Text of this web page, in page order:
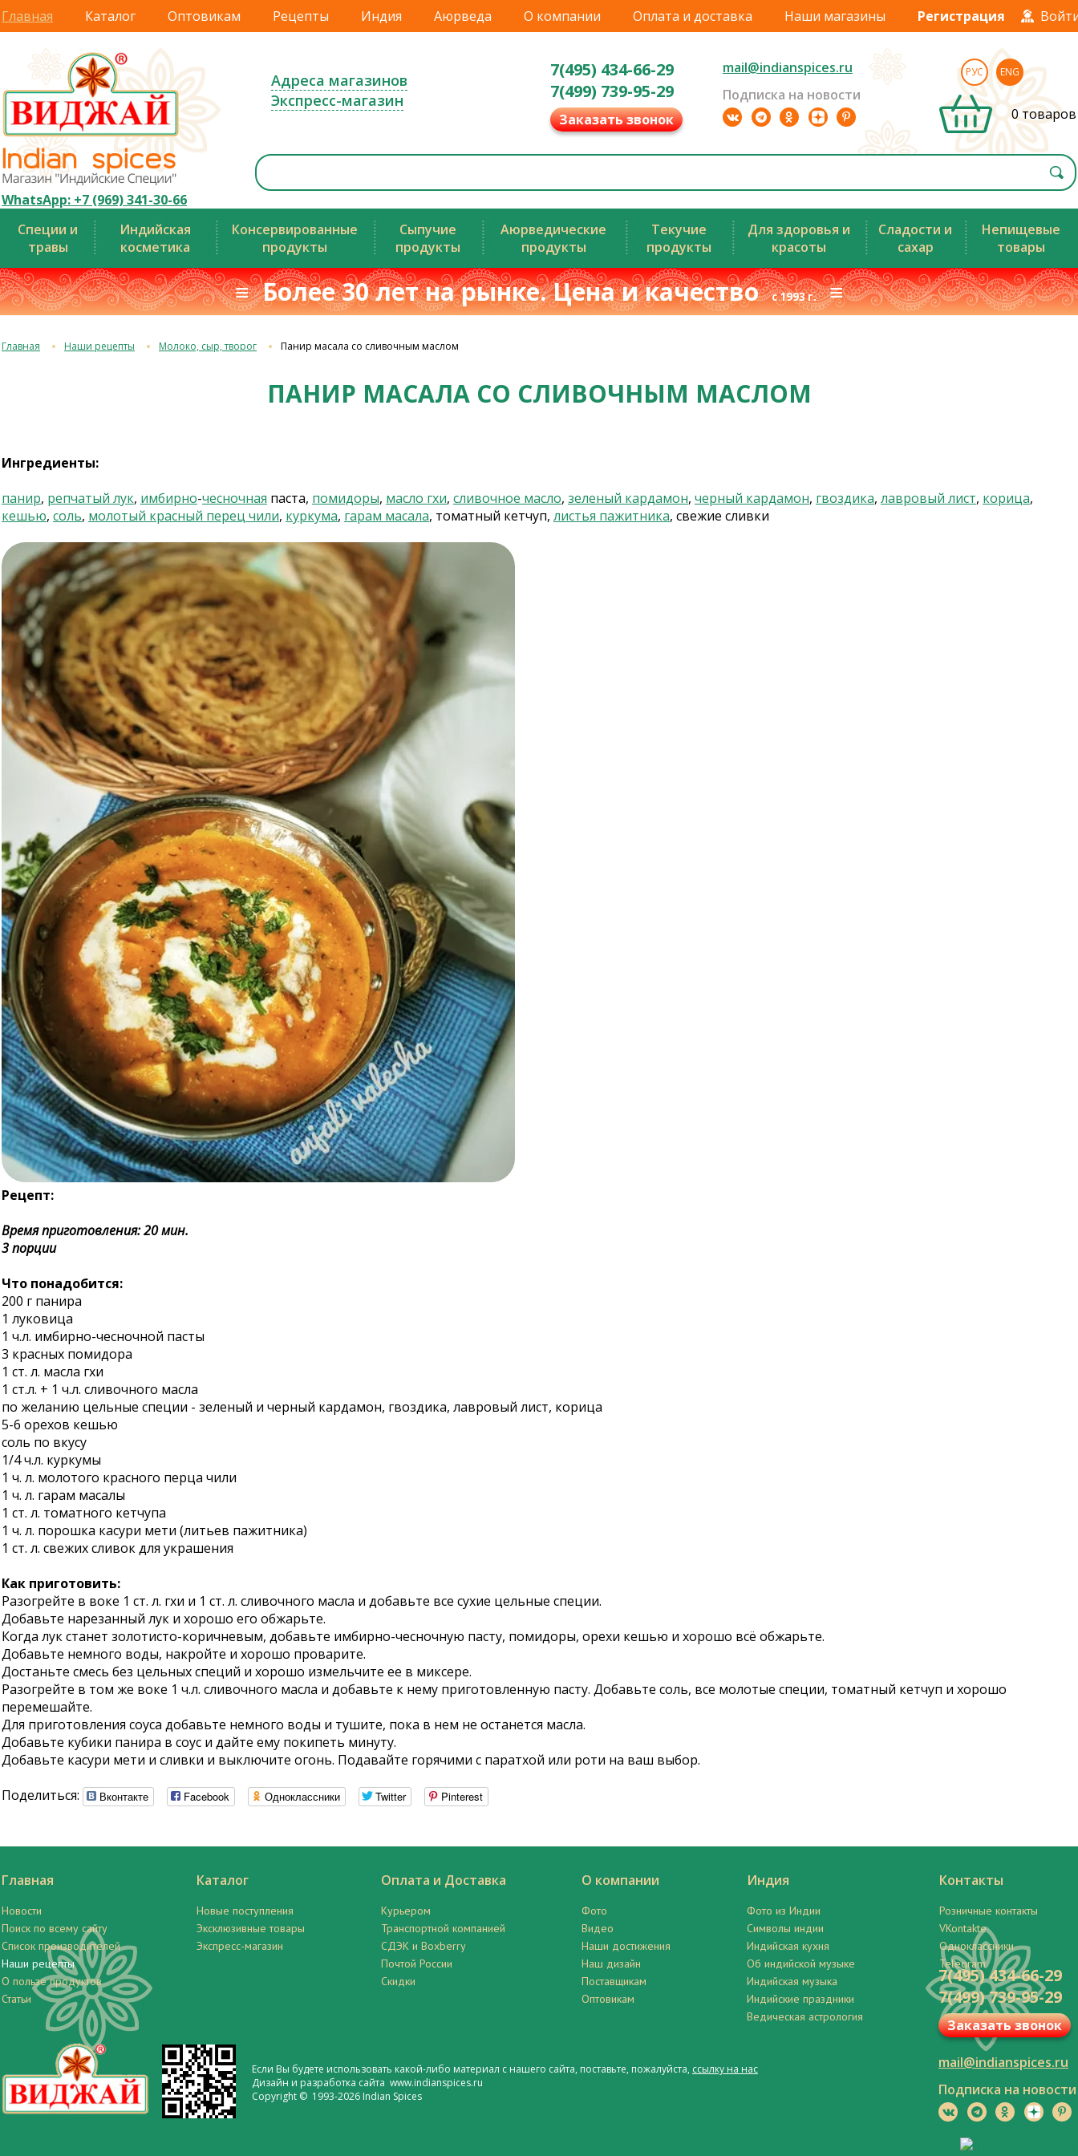
Главная Каталог Оптовикам Рецепты Индия Аюрведа О компании Оплата и доставка Наши магазины Регистрация
WhatsApp: +7 (969) 341-30-66
Адреса магазинов
Экспресс-магазин
7(495) 434-66-29
7(499) 739-95-29
Заказать звонок
mail@indianspices.ru
Подписка на новости
РУС ENG
0 товаров
Специи и
травы
Индийская
косметика
Консервированные
продукты
Сыпучие
продукты
Аюрведические
продукты
Текучие
продукты
Для здоровья и
красоты
Сладости и
сахар
Непищевые
товары
≡ Более 30 лет на рынке. Цена и качествос 1993 г.≡
Главная Наши рецепты Молоко, сыр, творог Панир масала со сливочным маслом
ПАНИР МАСАЛА СО СЛИВОЧНЫМ МАСЛОМ
Ингредиенты:
панир, репчатый лук, имбирно-чесночная паста, помидоры, масло гхи, сливочное масло, зеленый кардамон, черный кардамон, гвоздика, лавровый лист, корица,
кешью, соль, молотый красный перец чили, куркума, гарам масала, томатный кетчуп, листья пажитника, свежие сливки
Рецепт:
Время приготовления: 20 мин.
3 порции
Что понадобится:
200 г панира
1 луковица
1 ч.л. имбирно-чесночной пасты
3 красных помидора
1 ст. л. масла гхи
1 ст.л. + 1 ч.л. сливочного масла
по желанию цельные специи - зеленый и черный кардамон, гвоздика, лавровый лист, корица
5-6 орехов кешью
соль по вкусу
1/4 ч.л. куркумы
1 ч. л. молотого красного перца чили
1 ч. л. гарам масалы
1 ст. л. томатного кетчупа
1 ч. л. порошка касури мети (литьев пажитника)
1 ст. л. свежих сливок для украшения
Как приготовить:
Разогрейте в воке 1 ст. л. гхи и 1 ст. л. сливочного масла и добавьте все сухие цельные специи.
Добавьте нарезанный лук и хорошо его обжарьте.
Когда лук станет золотисто-коричневым, добавьте имбирно-чесночную пасту, помидоры, орехи кешью и хорошо всё обжарьте.
Добавьте немного воды, накройте и хорошо проварите.
Достаньте смесь без цельных специй и хорошо измельчите ее в миксере.
Разогрейте в том же воке 1 ч.л. сливочного масла и добавьте к нему приготовленную пасту. Добавьте соль, все молотые специи, томатный кетчуп и хорошо
перемешайте.
Для приготовления соуса добавьте немного воды и тушите, пока в нем не останется масла.
Добавьте кубики панира в соус и дайте ему покипеть минуту.
Добавьте касури мети и сливки и выключите огонь. Подавайте горячими с паратхой или роти на ваш выбор.
Поделиться:
Вконтакте Facebook Одноклассники Twitter Pinterest
Главная
Новости
Поиск по всему сайту
Список производителей
Наши рецепты
О пользе продуктов
Статьи
Каталог
Новые поступления
Эксклюзивные товары
Экспресс-магазин
Оплата и Доставка
Курьером
Транспортной компанией
СДЭК и Boxberry
Почтой России
Скидки
О компании
Фото
Видео
Наши достижения
Наш дизайн
Поставщикам
Оптовикам
Индия
Фото из Индии
Символы индии
Индийская кухня
Об индийской музыке
Индийская музыка
Индийские праздники
Ведическая астрология
Контакты
Розничные контакты
VKontakte
Одноклассники
Telegram
Если Вы будете использовать какой-либо материал с нашего сайта, поставьте, пожалуйста, ссылку на нас
Дизайн и разработка сайта www.indianspices.ru
Copyright © 1993-2026 Indian Spices
7(495) 434-66-29
7(499) 739-95-29
Заказать звонок
mail@indianspices.ru
Подписка на новости